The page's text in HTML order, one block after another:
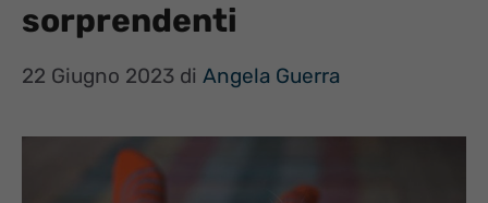
sorprendenti
22 Giugno 2023 di Angela Guerra